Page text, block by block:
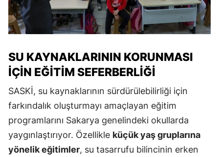
SU KAYNAKLARININ KORUNMASI
IÇIN EĞITIM SEFERBERLIĞI
SASKİ, su kaynaklarının sürdürülebilirliği için
farkındalık oluşturmayı amaçlayan eğitim
programlarını Sakarya genelindeki okullarda
yaygınlaştırıyor. Özellikle küçük yaş gruplarına
yönelik eğitimler, su tasarrufu bilincinin erken